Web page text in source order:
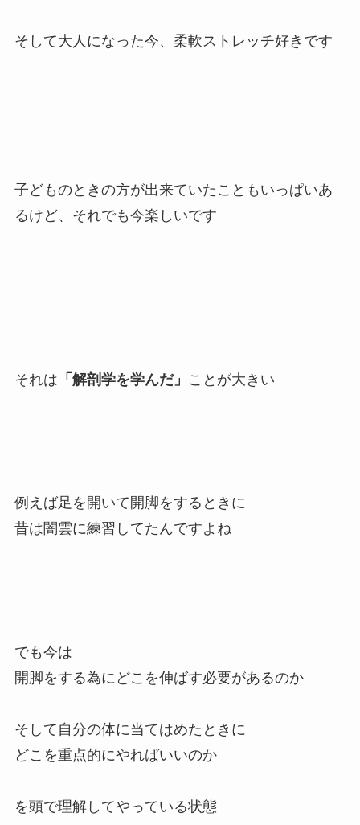
そして大人になった今、柔軟ストレッチ好きです
子どものときの方が出来ていたこともいっぱいあ
るけど、それでも今楽しいです
それは 「解剖学を学んだ」 ことが大きい
例えば足を開いて開脚をするときに
昔は闇雲に練習してたんですよね
でも今は
開脚をする為にどこを伸ばす必要があるのか
そして自分の体に当てはめたときに
どこを重点的にやればいいのか
を頭で理解してやっている状態